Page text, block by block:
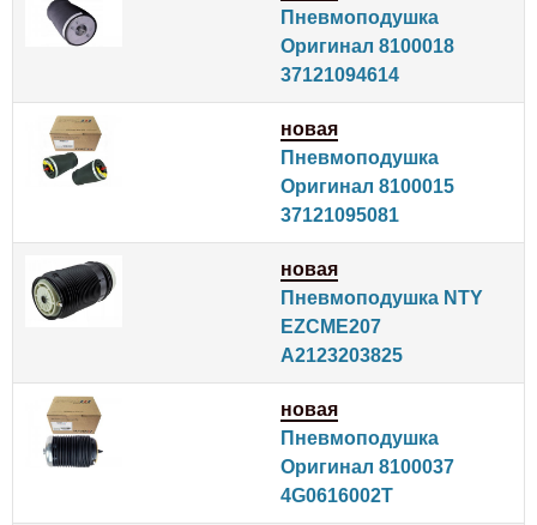
Пневмоподушка
Оригинал 8100018
37121094614
новая
Пневмоподушка
Оригинал 8100015
37121095081
новая
Пневмоподушка NTY
EZCME207
A2123203825
новая
Пневмоподушка
Оригинал 8100037
4G0616002T